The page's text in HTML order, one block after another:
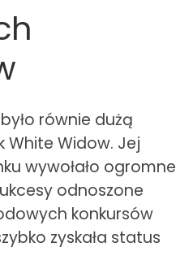
równie dużą
White Widow. Jej
wywołało ogromne
odnoszone
konkursów
zyskała status